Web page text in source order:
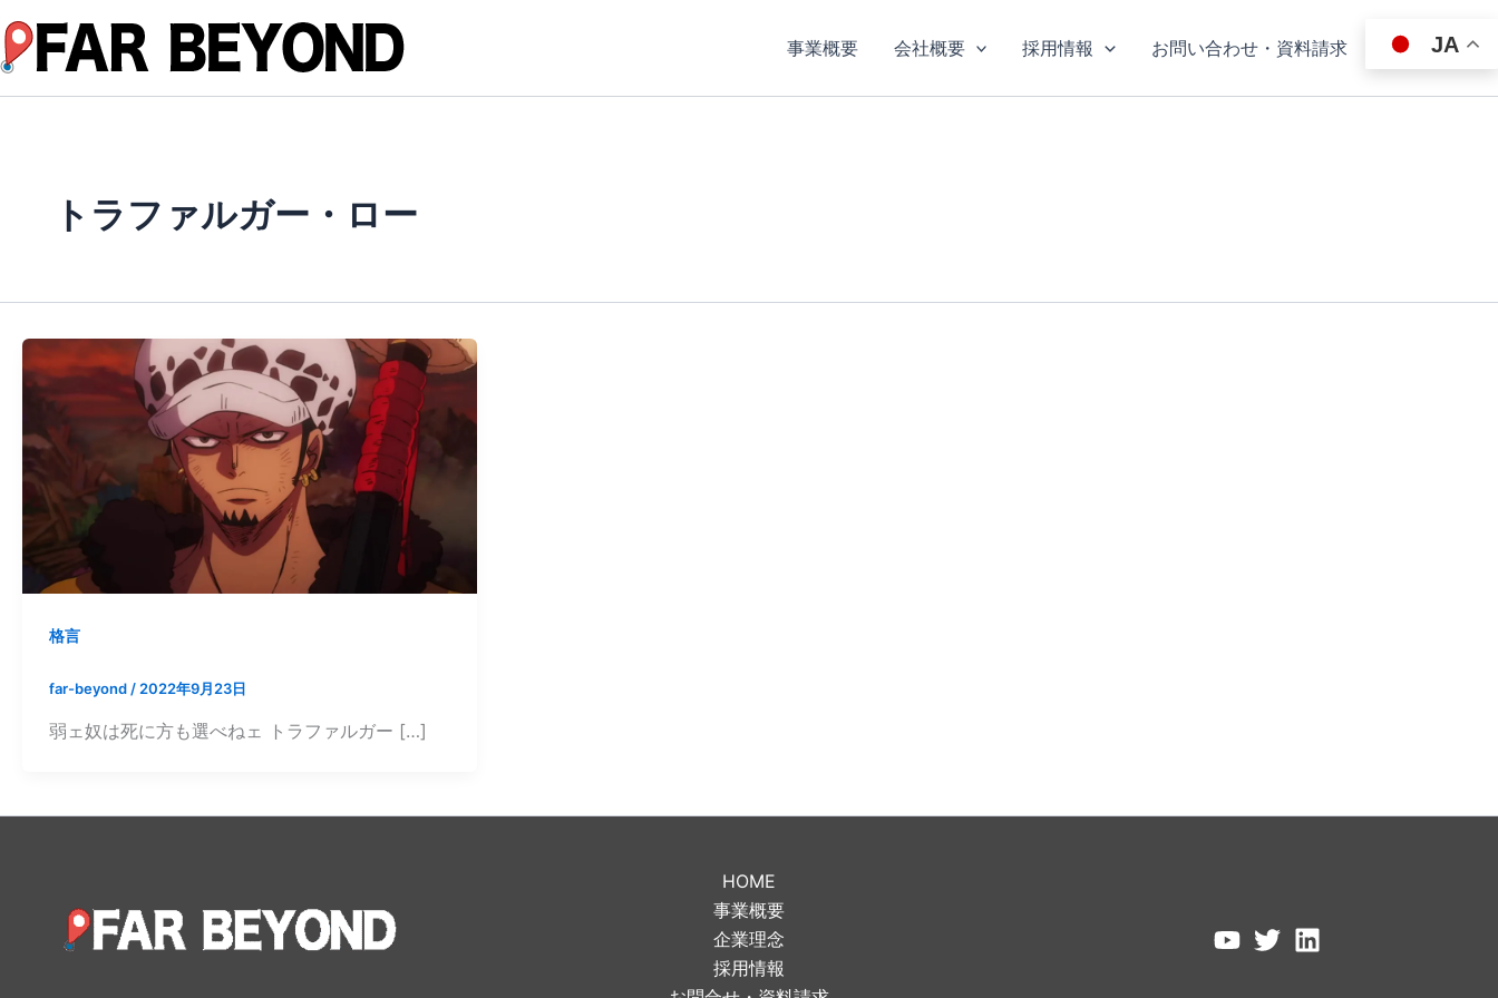
容
を
ス
事業概要 会社概要 採用情報 お問い合わせ・資料請求 JA
トラファルガー・ロー
格言
far-beyond/2022年9月23日
弱ェ奴は死に方も選べねェ トラファルガー […]
HOME
事業概要
企業理念
採用情報